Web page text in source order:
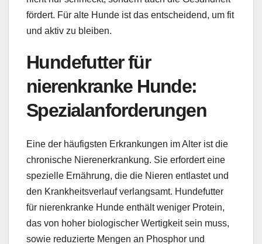
fördert. Für alte Hunde ist das entscheidend, um fit
und aktiv zu bleiben.
Hundefutter für
nierenkranke Hunde:
Spezialanforderungen
Eine der häufigsten Erkrankungen im Alter ist die
chronische Nierenerkrankung. Sie erfordert eine
spezielle Ernährung, die die Nieren entlastet und
den Krankheitsverlauf verlangsamt. Hundefutter
für nierenkranke Hunde enthält weniger Protein,
das von hoher biologischer Wertigkeit sein muss,
sowie reduzierte Mengen an Phosphor und